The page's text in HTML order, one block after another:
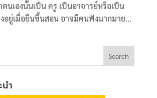
นเองนั้นเป็น ครู เป็นอาจารย์หรือเป็น
อยู่เมื่อยืนขึ้นสอน อาจมีคนฟังมากมาย...
ำ